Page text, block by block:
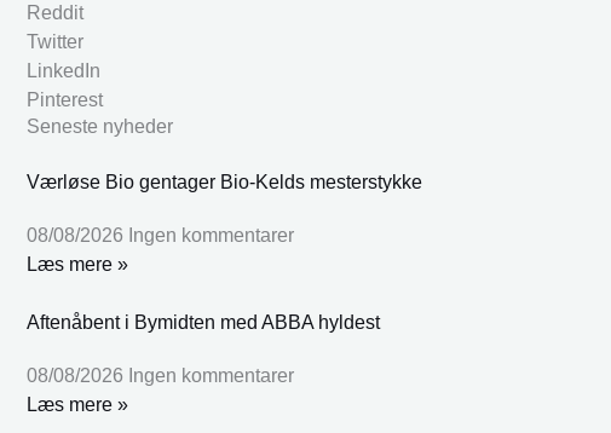
Reddit
Twitter
LinkedIn
Pinterest
Seneste nyheder
Værløse Bio gentager Bio-Kelds mesterstykke
08/08/2026 Ingen kommentarer
Læs mere »
Aftenåbent i Bymidten med ABBA hyldest
08/08/2026 Ingen kommentarer
Læs mere »